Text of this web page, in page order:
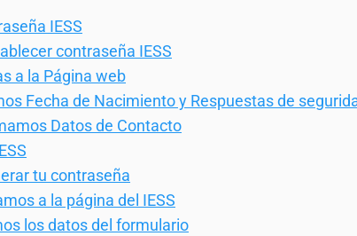
IESS
contraseña IESS
a la Página web
Fecha de Nacimiento y Respuestas de
Datos de Contacto
tu contraseña
a la página del IESS
los datos del formulario